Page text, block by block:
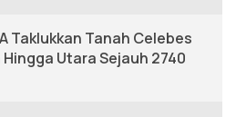
Taklukkan Tanah Celebes
Utara Sejauh 2740